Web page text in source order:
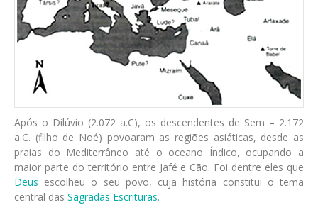
Após o Dilúvio (2.072 a.C), os descendentes de Sem – 2.172
a.C. (filho de Noé) povoaram as regiões asiáticas, desde as
praias do Mediterrâneo até o oceano Índico, ocupando a
maior parte do território entre Jafé e Cão. Foi dentre eles que
Deus escolheu o seu povo, cuja história constitui o tema
central das Sagradas Escrituras.